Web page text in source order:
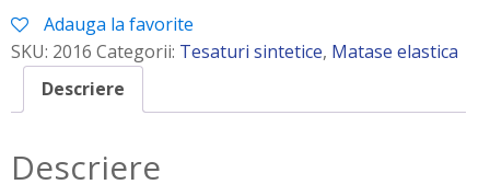
Adauga la favorite
SKU: 2016 Categorii: Tesaturi sintetice, Matase elastica
Descriere
Descriere